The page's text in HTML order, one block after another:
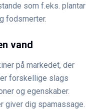
som f.eks. plantar
fodsmerter.
vand
på markedet, der
forskellige slags
og egenskaber.
giver dig spamassage.